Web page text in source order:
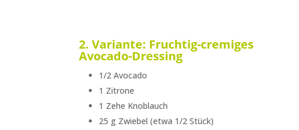
2. Variante: Fruchtig-cremiges
Avocado-Dressing
1/2 Avocado
1 Zitrone
1 Zehe Knoblauch
25 g Zwiebel (etwa 1/2 Stück)